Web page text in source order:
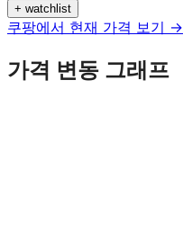
+ watchlist
쿠팡에서 현재 가격 보기 →
가격 변동 그래프